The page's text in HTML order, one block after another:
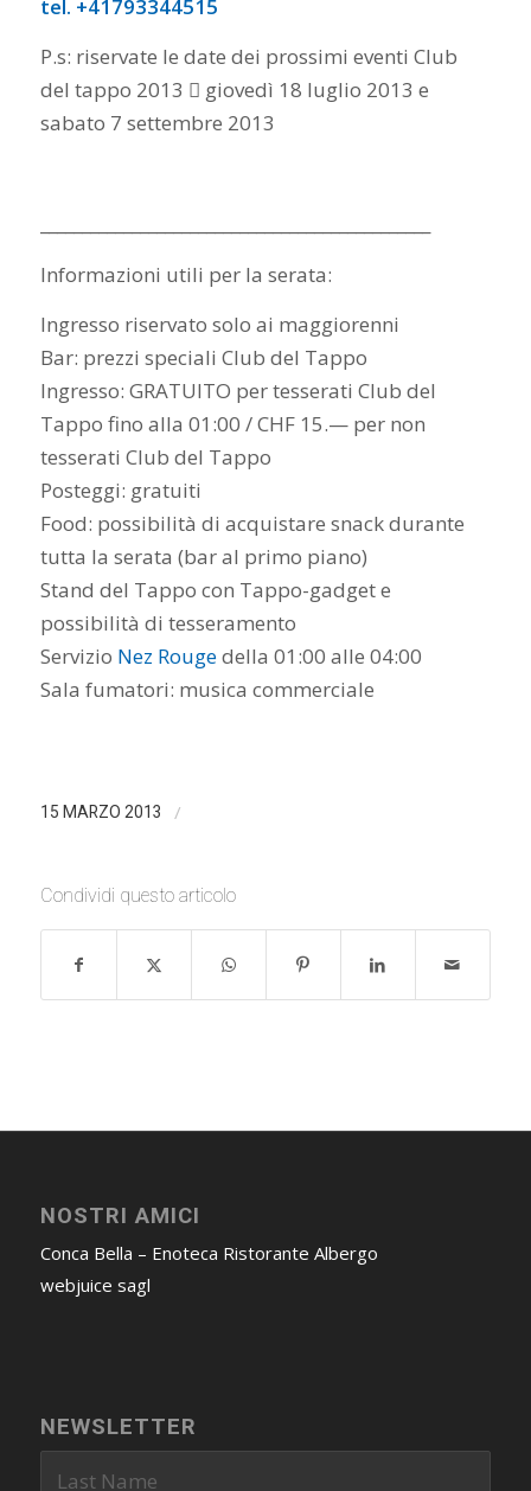
tel. +41793344515
P.s: riservate le date dei prossimi eventi Club
del tappo 2013  giovedì 18 luglio 2013 e
sabato 7 settembre 2013
Informazioni utili per la serata:
Ingresso riservato solo ai maggiorenni
Bar: prezzi speciali Club del Tappo
Ingresso: GRATUITO per tesserati Club del
Tappo fino alla 01:00 / CHF 15.— per non
tesserati Club del Tappo
Posteggi: gratuiti
Food: possibilità di acquistare snack durante
tutta la serata (bar al primo piano)
Stand del Tappo con Tappo-gadget e
possibilità di tesseramento
Servizio Nez Rougedella 01:00 alle 04:00
Sala fumatori: musica commerciale
15 MARZO 2013 /
Condividi questo articolo
NOSTRI AMICI
Conca Bella – Enoteca Ristorante Albergo
webjuice sagl
NEWSLETTER